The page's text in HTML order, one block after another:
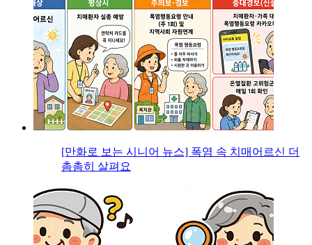
[만화로 보는 시니어 뉴스] 폭염 속 치매어르신 더
촘촘히 살펴요